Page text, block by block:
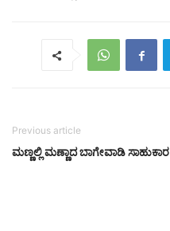
Previous article
ಮಣ್ಣಲ್ಲಿ ಮಣ್ಣಾದ ಬಾಗೇವಾಡಿ ಸಾಹುಕಾರ